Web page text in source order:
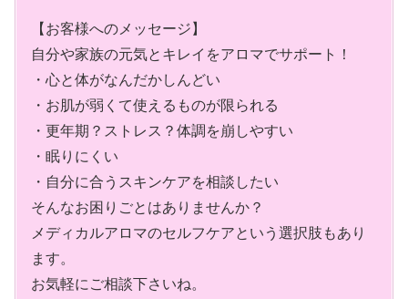
【お客様へのメッセージ】
自分や家族の元気とキレイをアロマでサポート！
・心と体がなんだかしんどい
・お肌が弱くて使えるものが限られる
・更年期？ストレス？体調を崩しやすい
・眠りにくい
・自分に合うスキンケアを相談したい
そんなお困りごとはありませんか？
メディカルアロマのセルフケアという選択肢もあり
ます。
お気軽にご相談下さいね。